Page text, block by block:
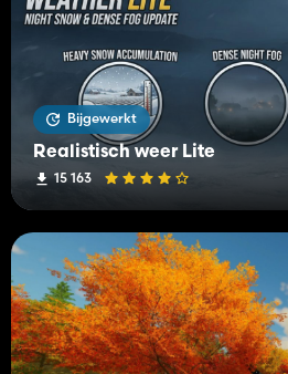
Bijgewerkt
Realistisch weer Lite
15 163